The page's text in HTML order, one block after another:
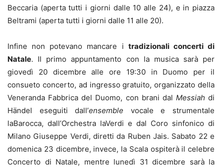
Beccaria (aperta tutti i giorni dalle 10 alle 24), e in piazza
Beltrami (aperta tutti i giorni dalle 11 alle 20).
Infine non potevano mancare i tradizionali concerti di
Natale. Il primo appuntamento con la musica sarà per
giovedì 20 dicembre alle ore 19:30 in Duomo per il
consueto concerto, ad ingresso gratuito, organizzato della
Veneranda Fabbrica del Duomo, con brani dal Messiah di
Händel eseguiti dall’ensemble vocale e strumentale
laBarocca, dall’Orchestra laVerdi e dal Coro sinfonico di
Milano Giuseppe Verdi, diretti da Ruben Jais. Sabato 22 e
domenica 23 dicembre, invece, la Scala ospiterà il celebre
Concerto di Natale, mentre lunedì 31 dicembre sarà la